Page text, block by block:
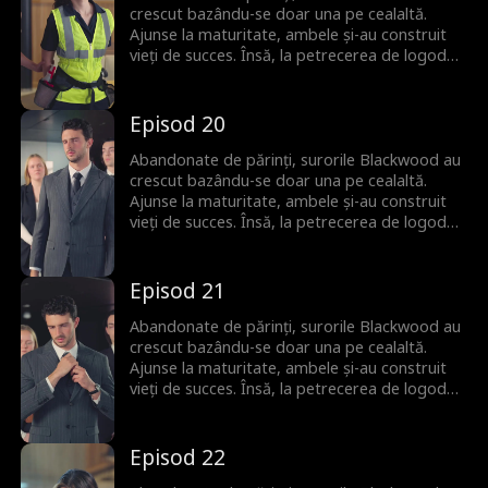
logodnic, Catherine își dezvăluie identitatea
reală de Regina Războinică și îi face pe toți să
regrete că le-au subestimat.
crescut bazându-se doar una pe cealaltă.
Ajunse la maturitate, ambele și-au construit
vieți de succes. Însă, la petrecerea de logodnă
om de serviciu, și devine bătaia de joc a
socrilor și a foștilor colegi de clasă. Dar când
Grace este trădată și înjosită de propriul
logodnic, Catherine își dezvăluie identitatea
reală de Regina Războinică și îi face pe toți să
regrete că le-au subestimat.
Episod 20
Abandonate de părinți, surorile Blackwood au
crescut bazându-se doar una pe cealaltă.
Ajunse la maturitate, ambele și-au construit
vieți de succes. Însă, la petrecerea de logodnă
om de serviciu, și devine bătaia de joc a
socrilor și a foștilor colegi de clasă. Dar când
Grace este trădată și înjosită de propriul
logodnic, Catherine își dezvăluie identitatea
reală de Regina Războinică și îi face pe toți să
regrete că le-au subestimat.
Episod 21
Abandonate de părinți, surorile Blackwood au
crescut bazându-se doar una pe cealaltă.
Ajunse la maturitate, ambele și-au construit
vieți de succes. Însă, la petrecerea de logodnă
om de serviciu, și devine bătaia de joc a
socrilor și a foștilor colegi de clasă. Dar când
Episod 22